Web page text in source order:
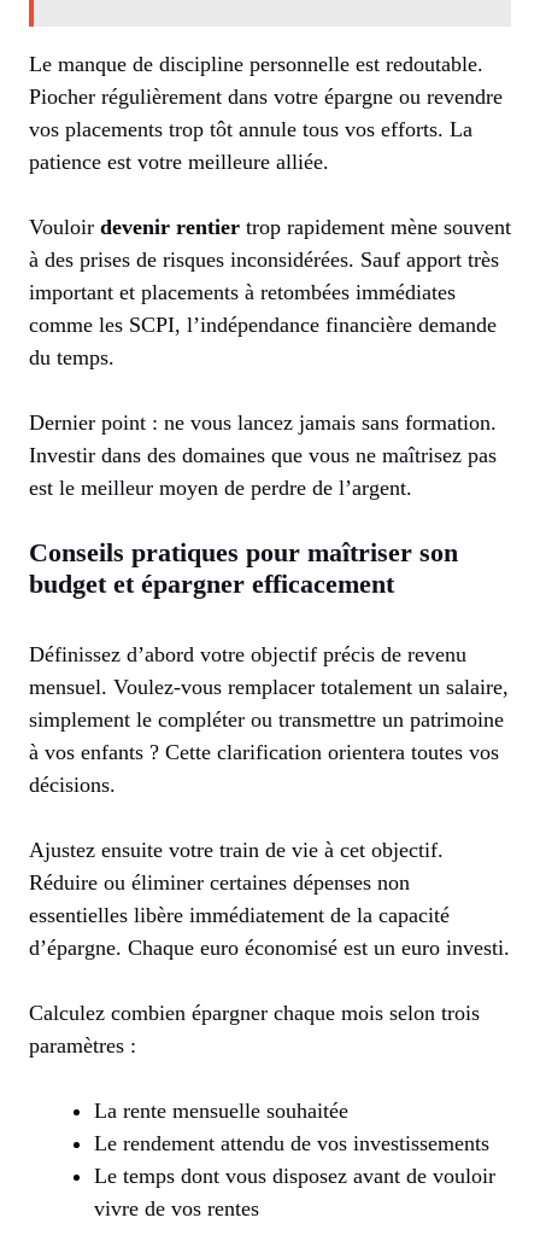
Le manque de discipline personnelle est redoutable.
Piocher régulièrement dans votre épargne ou revendre
vos placements trop tôt annule tous vos efforts. La
patience est votre meilleure alliée.
Vouloir devenir rentier trop rapidement mène souvent
à des prises de risques inconsidérées. Sauf apport très
important et placements à retombées immédiates
comme les SCPI, l’indépendance financière demande
du temps.
Dernier point : ne vous lancez jamais sans formation.
Investir dans des domaines que vous ne maîtrisez pas
est le meilleur moyen de perdre de l’argent.
Conseils pratiques pour maîtriser son
budget et épargner efficacement
Définissez d’abord votre objectif précis de revenu
mensuel. Voulez-vous remplacer totalement un salaire,
simplement le compléter ou transmettre un patrimoine
à vos enfants ? Cette clarification orientera toutes vos
décisions.
Ajustez ensuite votre train de vie à cet objectif.
Réduire ou éliminer certaines dépenses non
essentielles libère immédiatement de la capacité
d’épargne. Chaque euro économisé est un euro investi.
Calculez combien épargner chaque mois selon trois
paramètres :
La rente mensuelle souhaitée
Le rendement attendu de vos investissements
Le temps dont vous disposez avant de vouloir
vivre de vos rentes